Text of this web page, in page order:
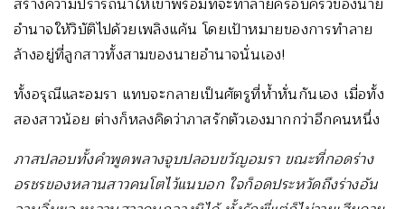
อำนาจให้วิบัติไปด้วยเพลิงแค้น โดยเป้าหมายของการทำลาย
ล้างอยู่ที่ลูกสาวทั้งสามของนายอำนาจนั่นเอง!
ทั้งอรุณีและอมรา แทบจะกลายเป็นศัตรูที่ห้ำหั่นกันเอง เมื่อทั้ง
สองสาวน้อย ต่างก็หลงคิดว่าภาสรักตัวเองมากกว่าอีกคนหนึ่ง
ภาสปลอบทั้งคำพูดพลางจูบปลอบขวัญอมรา ขณะที่กอดร่าง
อรชรของหลานสาวคนโตไว้แนบอก ใจก็อดประหวัดถึงร่างอัน